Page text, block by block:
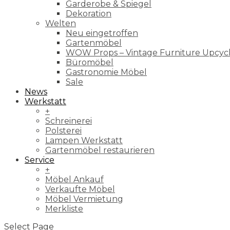
Garderobe & Spiegel
Dekoration
Welten
Neu eingetroffen
Gartenmöbel
WOW Props – Vintage Furniture
Büromöbel
Gastronomie Möbel
Sale
News
Werkstatt
+
Schreinerei
Polsterei
Lampen Werkstatt
Gartenmöbel restaurieren
Service
+
Möbel Ankauf
Verkaufte Möbel
Möbel Vermietung
Merkliste
Select Page